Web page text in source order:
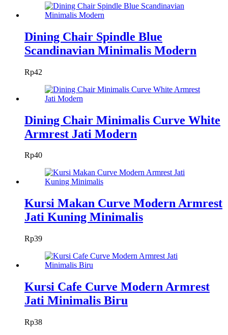
Dining Chair Spindle Blue
Scandinavian Minimalis Modern
Rp42
Dining Chair Minimalis Curve White
Armrest Jati Modern
Rp40
Kursi Makan Curve Modern Armrest
Jati Kuning Minimalis
Rp39
Kursi Cafe Curve Modern Armrest
Jati Minimalis Biru
Rp38